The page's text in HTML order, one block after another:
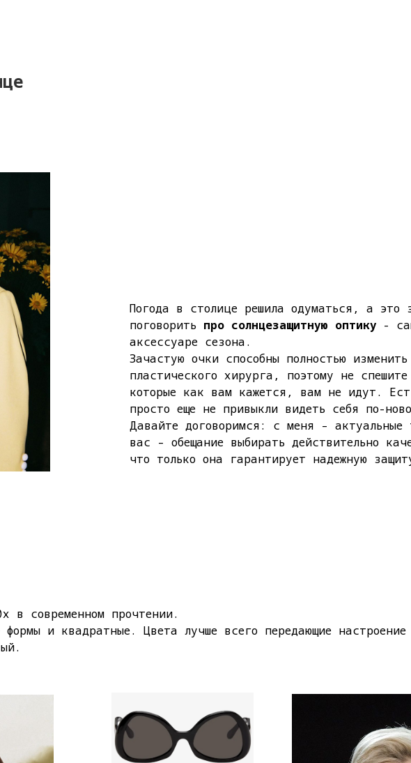
Погода в столице решила одуматься, а это
поговорить про солнцезащитную оптику -
аксессуаре сезона.
Зачастую очки способны полностью
пластического хирурга, поэтому не
которые как вам кажется, вам не идут.
просто еще не привыкли видеть себя по-
Давайте договоримся: с меня –
вас – обещание выбирать действительно
что только она гарантирует надежную
в современном прочтении.
формы и квадратные. Цвета лучше всего передающие